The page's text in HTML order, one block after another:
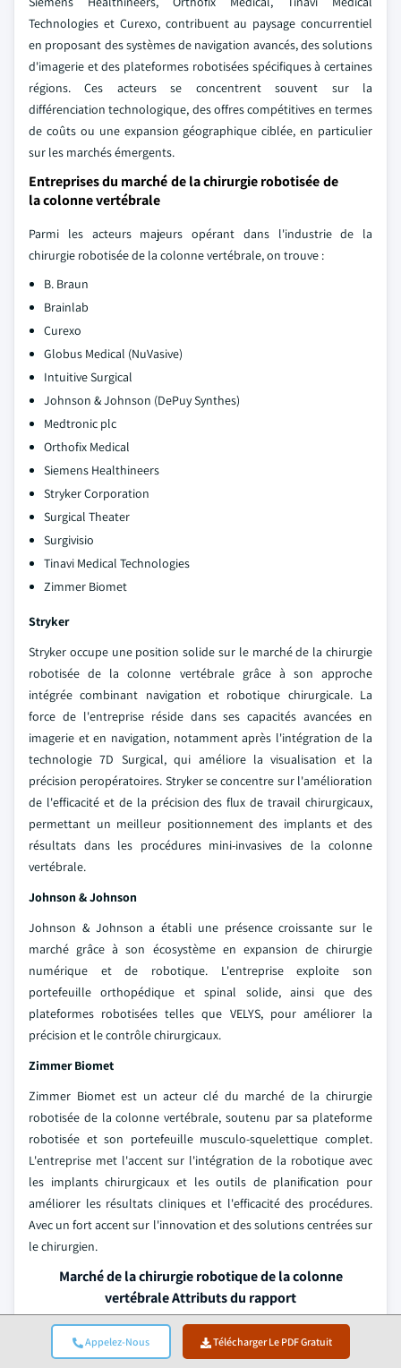
Appelez-Nous Télécharger Le PDF Gratuit
Technologies et Curexo, contribuent au paysage concurrentiel
en proposant des systèmes de navigation avancés, des solutions
d'imagerie et des plateformes robotisées spécifiques à certaines
régions. Ces acteurs se concentrent souvent sur la
différenciation technologique, des offres compétitives en termes
de coûts ou une expansion géographique ciblée, en particulier
sur les marchés émergents.
Entreprises du marché de la chirurgie robotisée de
la colonne vertébrale
Parmi les acteurs majeurs opérant dans l'industrie de la
chirurgie robotisée de la colonne vertébrale, on trouve :
B. Braun
Brainlab
Curexo
Globus Medical (NuVasive)
Intuitive Surgical
Johnson & Johnson (DePuy Synthes)
Medtronic plc
Orthofix Medical
Siemens Healthineers
Stryker Corporation
Surgical Theater
Surgivisio
Tinavi Medical Technologies
Zimmer Biomet
Stryker
Stryker occupe une position solide sur le marché de la chirurgie
robotisée de la colonne vertébrale grâce à son approche
intégrée combinant navigation et robotique chirurgicale. La
force de l'entreprise réside dans ses capacités avancées en
imagerie et en navigation, notamment après l'intégration de la
technologie 7D Surgical, qui améliore la visualisation et la
précision peropératoires. Stryker se concentre sur l'amélioration
de l'efficacité et de la précision des flux de travail chirurgicaux,
permettant un meilleur positionnement des implants et des
résultats dans les procédures mini-invasives de la colonne
vertébrale.
Johnson & Johnson
Johnson & Johnson a établi une présence croissante sur le
marché grâce à son écosystème en expansion de chirurgie
numérique et de robotique. L'entreprise exploite son
portefeuille orthopédique et spinal solide, ainsi que des
plateformes robotisées telles que VELYS, pour améliorer la
précision et le contrôle chirurgicaux.
Zimmer Biomet
Zimmer Biomet est un acteur clé du marché de la chirurgie
robotisée de la colonne vertébrale, soutenu par sa plateforme
robotisée et son portefeuille musculo-squelettique complet.
L'entreprise met l'accent sur l'intégration de la robotique avec
les implants chirurgicaux et les outils de planification pour
améliorer les résultats cliniques et l'efficacité des procédures.
Avec un fort accent sur l'innovation et des solutions centrées sur
le chirurgien.
Marché de la chirurgie robotique de la colonne
vertébrale Attributs du rapport
Point clé à
retenir
Détails